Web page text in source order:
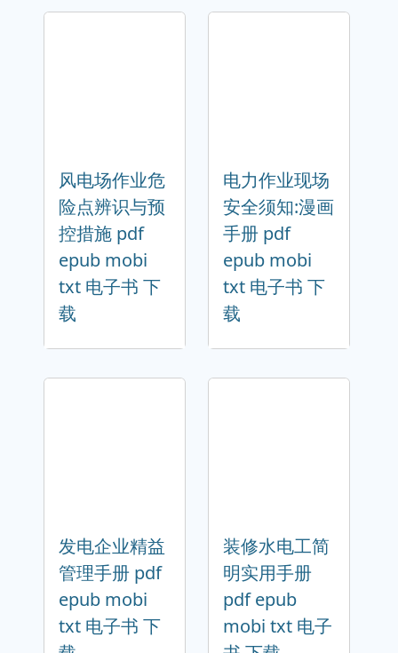
风电场作业危
险点辨识与预
控措施 pdf
epub mobi
txt 电子书 下
载
电力作业现场
安全须知:漫画
手册 pdf
epub mobi
txt 电子书 下
载
发电企业精益
管理手册 pdf
epub mobi
txt 电子书 下
装修水电工简
明实用手册
pdf epub
mobi txt 电子